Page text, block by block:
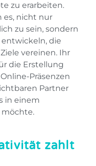
zu erarbeiten.
es, nicht nur
zu sein, sondern
die
vereinen. Ihr
die Erstellung
Präsenzen
Partner
in einem
zahlt